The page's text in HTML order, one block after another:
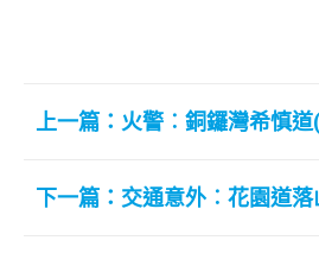
上一篇：火警︰銅鑼灣希慎
下一篇：交通意外︰花園道